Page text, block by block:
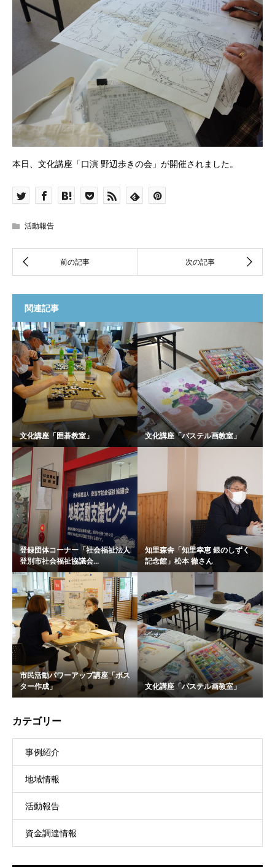
本日、文化講座「口演 野辺歩きの会」が開催されました。
活動報告
関連記事
文化講座「囲碁教室」 文化講座「パステル画教室」
登録団体コーナー「社会福祉法人
登別市社会福祉協議会...
知里森舎「知里幸恵 銀のしずく
記念館」松本 徹さん
市民活動パワーアップ講座「ポス
ター作成」
文化講座「パステル画教室」
カテゴリー
事例紹介
地域情報
活動報告
資金調達情報